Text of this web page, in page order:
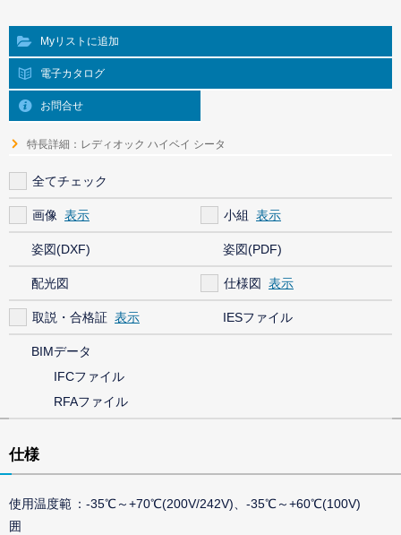
Myリストに追加
電子カタログ
お問合せ
特長詳細：レディオック ハイベイ シータ
全てチェック
画像 小組
姿図(DXF) 姿図(PDF)
配光図 仕様図
取説・合格証 IESファイル
BIMデータ
IFCファイル
RFAファイル
仕様
使用温度範
囲
-35℃～+70℃(200V/242V)、-35℃～+60℃(100V)